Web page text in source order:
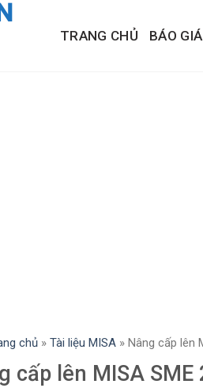
TRANG CHỦ BÁO
chủ »Tài liệu MISA »Nâng cấp lên
cấp lên MISA